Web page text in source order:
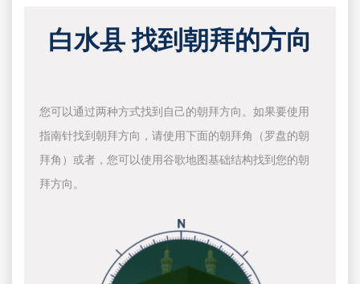
白水县 找到朝拜的方向
您可以通过两种方式找到自己的朝拜方向。如果要使用
指南针找到朝拜方向，请使用下面的朝拜角（罗盘的朝
拜角）或者，您可以使用谷歌地图基础结构找到您的朝
拜方向。